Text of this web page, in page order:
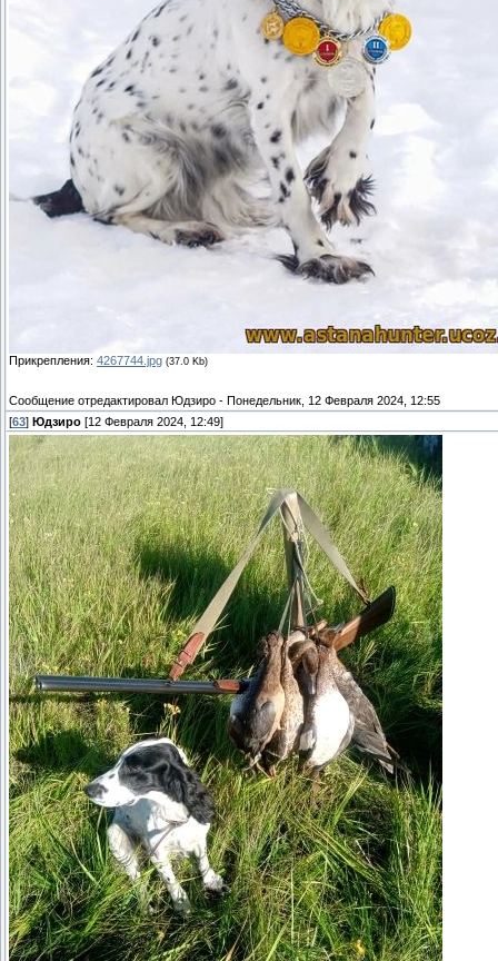
Прикрепления: 4267744.jpg (37.0 Kb)
Сообщение отредактировал Юдзиро - Понедельник, 12 Февраля 2024, 12:55
[63] Юдзиро [12 Февраля 2024, 12:49]